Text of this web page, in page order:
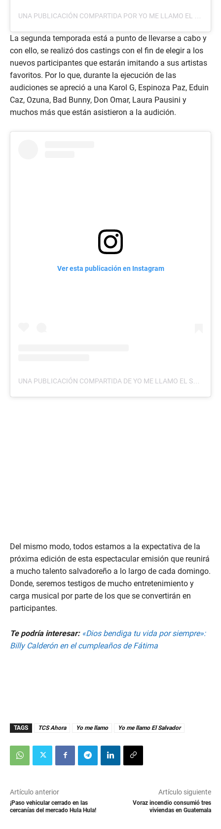
UNA PUBLICACIÓN COMPARTIDA POR YO ME LLAMO EL SALVADOR (@YOMELLAMOELSALVADOR)
La segunda temporada está a punto de llevarse a cabo y
con ello, se realizó dos castings con el fin de elegir a los
nuevos participantes que estarán imitando a sus artistas
favoritos. Por lo que, durante la ejecución de las
audiciones se apreció a una Karol G, Espinoza Paz, Eduin
Caz, Ozuna, Bad Bunny, Don Omar, Laura Pausini y
muchos más que están asistieron a la audición.
Ver esta publicación en Instagram
UNA PUBLICACIÓN COMPARTIDA DE YO ME LLAMO EL SALVADOR (@YOMELLAMOELSALVADOR)
Del mismo modo, todos estamos a la expectativa de la
próxima edición de esta espectacular emisión que reunirá
a mucho talento salvadoreño a lo largo de cada domingo.
Donde, seremos testigos de mucho entretenimiento y
carga musical por parte de los que se convertirán en
participantes.
Te podría interesar:«Dios bendiga tu vida por siempre»:
Billy Calderón en el cumpleaños de Fátima
TAGS TCS Ahora Yo me llamo Yo me llamo El Salvador
Artículo anterior
¡Paso vehicular cerrado en las
cercanías del mercado Hula Hula!
Artículo siguiente
Voraz incendio consumió tres
viviendas en Guatemala